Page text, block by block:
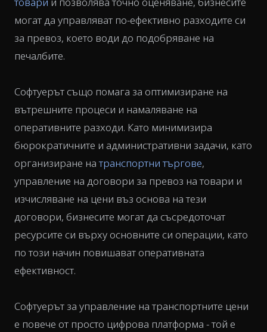
могат да управляват по-ефективно разходите си
за превоз, което води до подобряване на
печалбите.
Софтуерът също помага за оптимизиране на
вътрешните процеси и намаляване на
оперативните разходи. Като минимизира
бюрократичните и административни задачи, като
организиране натранспортни търгове,
управление на договори за превоз на товари и
изчисляване на цени въз основа на тези
договори, бизнесите могат да съсредоточат
ресурсите си върху основните си операции, като
по този начин повишават оперативната
ефективност.
Софтуерът за управление на транспортните цени
е повече от просто цифрова платформа - той е